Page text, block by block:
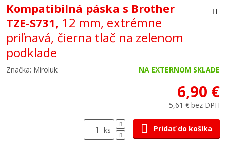
Kompatibilná páska s Brother
TZE-S731, 12 mm, extrémne
priľnavá, čierna tlač na zelenom
podklade
Značka: Miroluk NA EXTERNOM SKLADE
6,90 €
5,61 € bez DPH
ks Pridať do košíka